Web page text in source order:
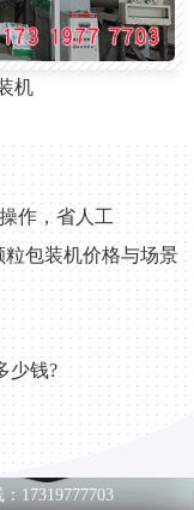
机
作，省人工
粒包装机价格与场景
少钱?
17319777703